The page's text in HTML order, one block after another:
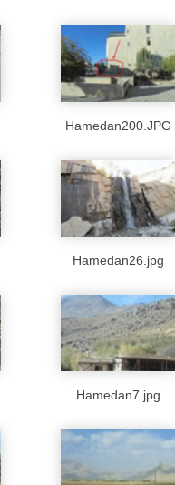
Hamedan200.JPG
Hamedan26.jpg
Hamedan7.jpg